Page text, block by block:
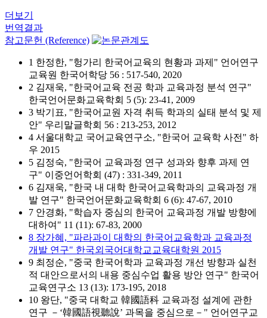
더보기
번역결과
참고문헌 (Reference)
1 한정한, "헝가리 한국어교육의 현황과 과제" 언어연구
교육원 한국어학당 56 : 517-540, 2020
2 김재욱, "한국어교육 전공 학과 교육과정 분석 연구"
한국언어문화교육학회 5 (5): 23-41, 2009
3 박기표, "한국어교원 자격 취득 학과의 실태 분석 및 제
안" 우리말글학회 56 : 213-253, 2012
4 서울대학교 국어교육연구소, "한국어 교육학 사전" 하
우 2015
5 김정숙, "한국어 교육과정 연구 성과와 향후 과제 연
구" 이중언어학회 (47) : 331-349, 2011
6 김재욱, "한국 내 대학 한국어교육학과의 교육과정 개
발 연구" 한국언어문화교육학회 6 (6): 47-67, 2010
7 안경화, "학습자 중심의 한국어 교육과정 개발 방향에
대하여" 11 (11): 67-83, 2000
8 장가혜, "파라과이 대학의 한국어교육학과 교육과정
개발 연구" 한국외국어대학교교육대학원 2015
9 최정순, "중국 한국어학과 교육과정 개선 방향과 실천
적 대안으로서의 내용 중심수업 활용 방안 연구" 한국어
교육연구소 13 (13): 173-195, 2018
10 왕단, "중국 대학교 韓國語科 교육과정 설계에 관한
연구 －‘韓國語視聽說’ 과목을 중심으로－" 언어연구교